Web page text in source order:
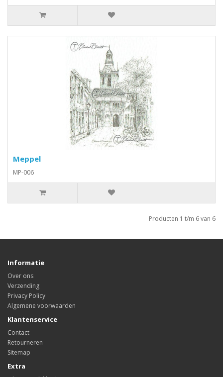
Meppel
MP-006
Producten 1 t/m 6 van 6
Informatie
Over ons
Verzending
Privacy Policy
Algemene voorwaarden
Klantenservice
Contact
Retourneren
Sitemap
Extra